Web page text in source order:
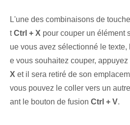
L'une des combinaisons de
tCtrl + X pour couper un élément
ue vous avez sélectionné le
e vous souhaitez couper,
X et il sera retiré de son
vous pouvez le coller vers un
ant le bouton de fusion Ctrl + V.